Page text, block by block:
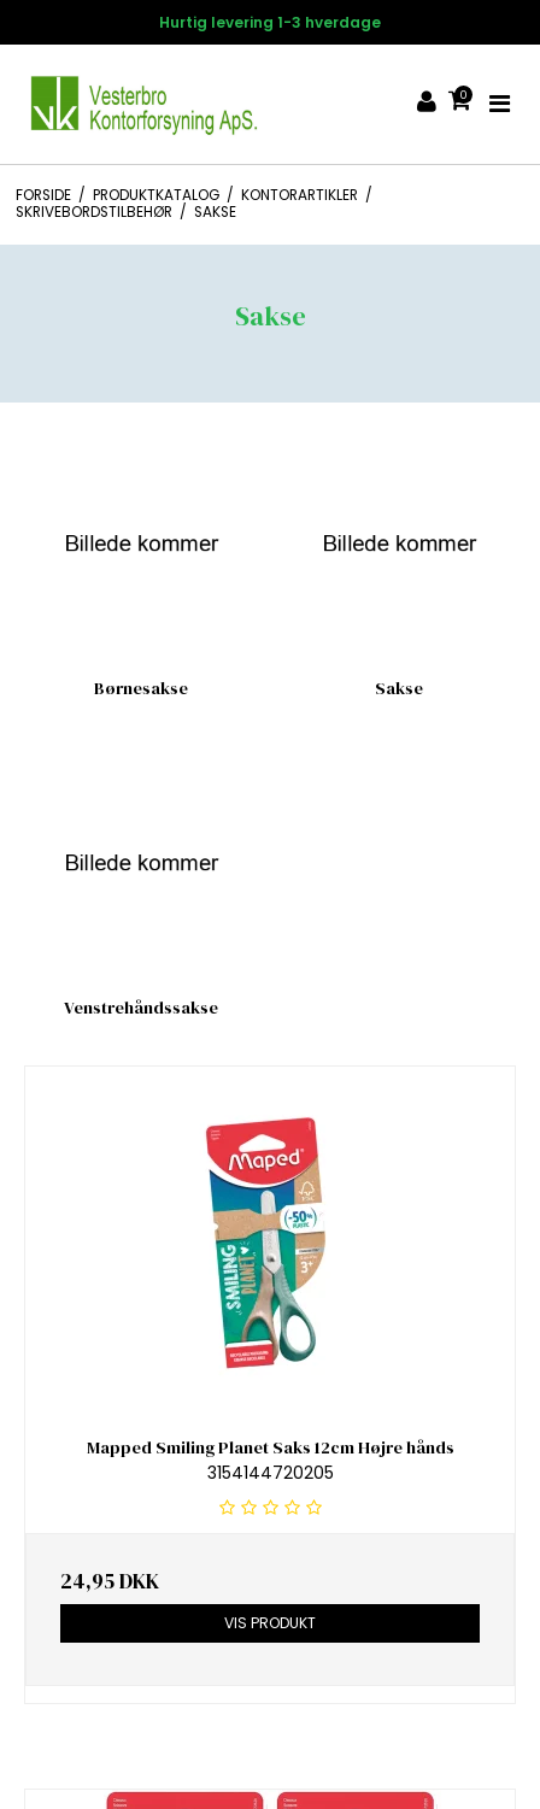
Hurtig levering 1-3 hverdage
0
FORSIDE / PRODUKTKATALOG / KONTORARTIKLER /
SKRIVEBORDSTILBEHØR / SAKSE
Sakse
Børnesakse Sakse
Venstrehåndssakse
Mapped Smiling Planet Saks 12cm Højre hånds
3154144720205
24,95 DKK
VIS PRODUKT